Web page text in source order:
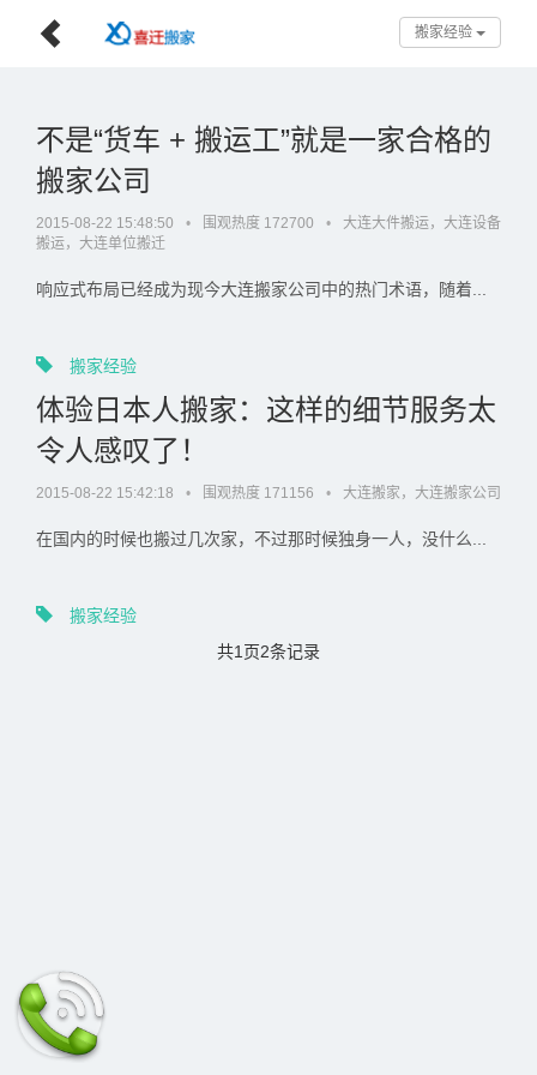
搬家经验
不是“货车 + 搬运工”就是一家合格的
搬家公司
2015-08-22 15:48:50 • 围观热度 172700 •
大连大件搬运，大连设备
搬运，大连单位搬迁
响应式布局已经成为现今大连搬家公司中的热门术语，随着...
搬家经验
体验日本人搬家：这样的细节服务太
令人感叹了！
2015-08-22 15:42:18 • 围观热度 171156 • 大连搬家，大连搬家公司
在国内的时候也搬过几次家，不过那时候独身一人，没什么...
搬家经验
共1页2条记录